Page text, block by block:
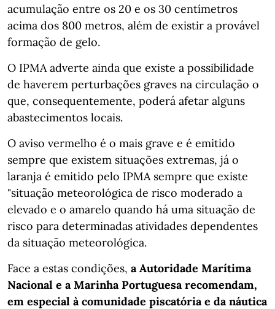
acumulação entre os 20 e os 30 centímetros
acima dos 800 metros, além de existir a provável
formação de gelo.
O IPMA adverte ainda que existe a possibilidade
de haverem perturbações graves na circulação o
que, consequentemente, poderá afetar alguns
abastecimentos locais.
O aviso vermelho é o mais grave e é emitido
sempre que existem situações extremas, já o
laranja é emitido pelo IPMA sempre que existe
"situação meteorológica de risco moderado a
elevado e o amarelo quando há uma situação de
risco para determinadas atividades dependentes
da situação meteorológica.
Face a estas condições, a Autoridade Marítima
Nacional e a Marinha Portuguesa recomendam,
em especial à comunidade piscatória e da náutica